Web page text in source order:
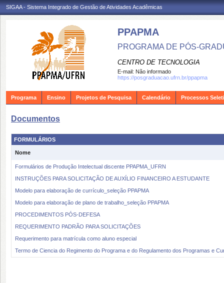
SIGAA - Sistema Integrado de Gestão de Atividades Acadêmicas
PPAPMA
PROGRAMA DE PÓS-
CENTRO DE TECNOLOGIA
E-mail: Não informado
https://posgraduacao.ufrn.br/ppapma
Programa Ensino Projetos de Pesquisa Calendário Processos
Documentos
FORMULÁRIOS
Nome
Formulários de Produção Intelectual discente PPAPMA_UFRN
INSTRUÇÕES PARA SOLICITAÇÃO DE AUXÍLIO FINANCEIRO A ESTUDANTE
Modelo para elaboração de currículo_seleção PPAPMA
Modelo para elaboração de plano de trabalho_seleção PPAPMA
PROCEDIMENTOS PÓS-DEFESA
REQUERIMENTO PADRÃO PARA SOLICITAÇÕES
Requerimento para matrícula como aluno especial
Termo de Ciencia do Regimento do Programa e do Regulamento dos Programas e